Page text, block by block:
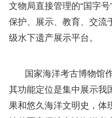
文物局直接管理的“国字号
保护、展示、教育、交流
级水下遗产展示平台。
国家海洋考古博物馆
其功能定位是集中展示我
果和悠久海洋文明史，体